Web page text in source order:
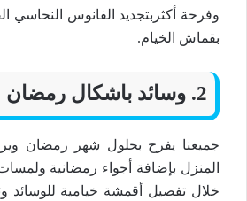
وفرحة أكثربتجديد الفانوس النحاسي
بقماش الخيام.
2. وسائد باشكال رمضان 2026
جميعنا يفرح بحلول شهر رمضان
المنزل بإضافة أجواء رمضانية
خلال تفصيل أقمشة خيامية